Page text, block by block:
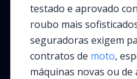
testado e aprovado
roubo mais
seguradoras exigem
contratos de moto,
máquinas novas ou de